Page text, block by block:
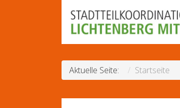
Aktuelle Seite: Startseite